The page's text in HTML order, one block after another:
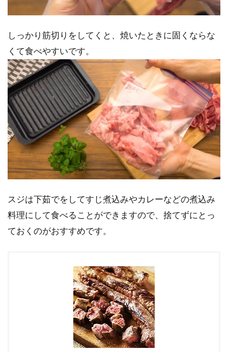
しっかり筋切りをしてくと、焼いたときに固くならな
くて食べやすいです。
スジは下茹でをしてすじ煮込みやカレーなどの煮込み
料理にして食べることができますので、捨てずにとっ
ておくのがおすすめです。